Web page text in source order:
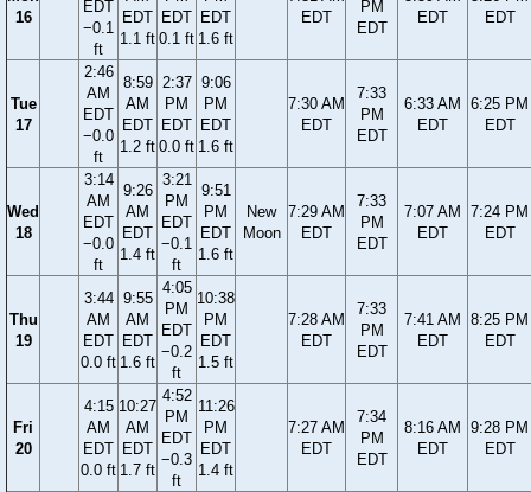
16
EDT
−0.1
ft
EDT
1.1 ft
EDT
0.1 ft
EDT
1.6 ft
EDT
PM
EDT
EDT
EDT
Tue
17
2:46
AM
EDT
−0.0
ft
8:59
AM
EDT
1.2 ft
2:37
PM
EDT
0.0 ft
9:06
PM
EDT
1.6 ft
7:30 AM
EDT
7:33
PM
EDT
6:33 AM
EDT
6:25 PM
EDT
Wed
18
3:14
AM
EDT
−0.0
ft
9:26
AM
EDT
1.4 ft
3:21
PM
EDT
−0.1
ft
9:51
PM
EDT
1.6 ft
New
Moon
7:29 AM
EDT
7:33
PM
EDT
7:07 AM
EDT
7:24 PM
EDT
Thu
19
3:44
AM
EDT
0.0 ft
9:55
AM
EDT
1.6 ft
4:05
PM
EDT
−0.2
ft
10:38
PM
EDT
1.5 ft
7:28 AM
EDT
7:33
PM
EDT
7:41 AM
EDT
8:25 PM
EDT
Fri
20
4:15
AM
EDT
0.0 ft
10:27
AM
EDT
1.7 ft
4:52
PM
EDT
−0.3
ft
11:26
PM
EDT
1.4 ft
7:27 AM
EDT
7:34
PM
EDT
8:16 AM
EDT
9:28 PM
EDT